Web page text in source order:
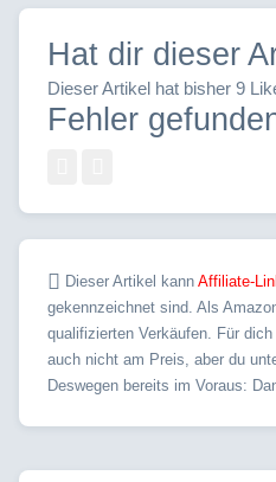
Hat dir dieser
Dieser Artikel hat bisher 9
Fehler
Dieser Artikel kann Affiliate-
gekennzeichnet sind. Als
qualifizierten Verkäufen. Für
auch nicht am Preis, aber du
Deswegen bereits im Voraus: